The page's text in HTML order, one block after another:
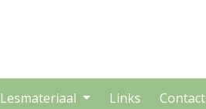
Lesmateriaal Links Contact